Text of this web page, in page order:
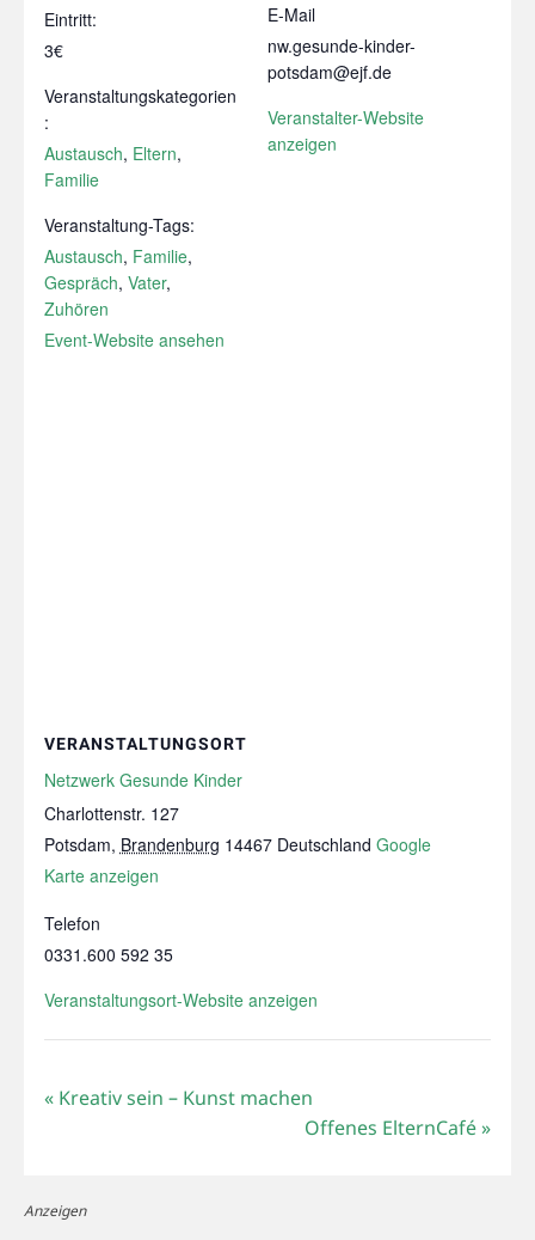
Eintritt:
3€
Veranstaltungskategorien
:
Austausch, Eltern,
Familie
Veranstaltung-Tags:
Austausch, Familie,
Gespräch, Vater,
Zuhören
Event-Website ansehen
E-Mail
nw.gesunde-kinder-
potsdam@ejf.de
Veranstalter-Website
anzeigen
VERANSTALTUNGSORT
Netzwerk Gesunde Kinder
Charlottenstr. 127
Potsdam, Brandenburg 14467 Deutschland Google
Karte anzeigen
Telefon
0331.600 592 35
Veranstaltungsort-Website anzeigen
«Kreativ sein – Kunst machen
Offenes ElternCafé»
Anzeigen